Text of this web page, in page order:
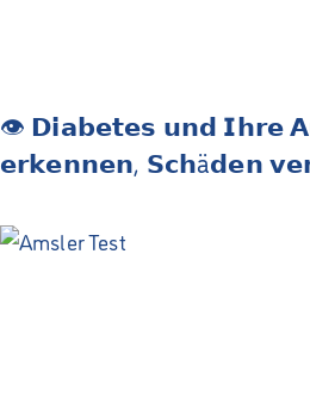
👁 𝗗𝗶𝗮𝗯𝗲𝘁𝗲𝘀 𝘂𝗻𝗱 𝗜𝗵𝗿𝗲
𝗲𝗿𝗸𝗲𝗻𝗻𝗲𝗻, 𝗦𝗰𝗵ä𝗱𝗲𝗻